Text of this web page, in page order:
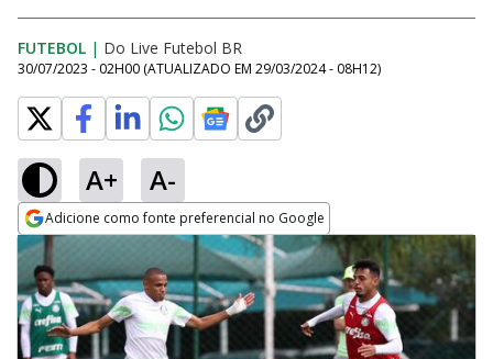
FUTEBOL | Do Live Futebol BR
30/07/2023 - 02H00 (ATUALIZADO EM 29/03/2024 - 08H12)
A+ A-
Adicione como fonte preferencial no Google
Opens in new window